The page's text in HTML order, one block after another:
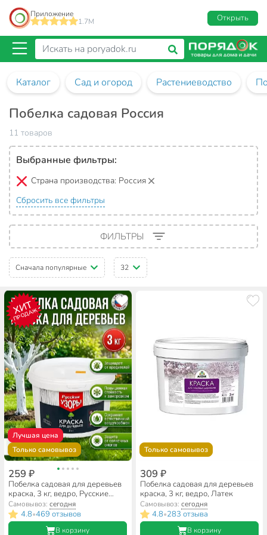
Приложение
1.7M
Открыть
Каталог Сад и огород Растениеводство
Побелка садовая Россия
11 товаров
Выбранные фильтры:
Страна производства: Россия
Сбросить все фильтры
ФИЛЬТРЫ
Сначала популярные 32
ХИТ
ПРОДАЖ
Лучшая цена
Только самовывоз
259 ₽
Побелка садовая для деревьев
краска, 3 кг, ведро, Русские
узоры
Самовывоз:сегодня
4.8•469 отзывов
В корзину
Только самовывоз
309 ₽
Побелка садовая для деревьев
краска, 3 кг, ведро, Латек
Самовывоз: сегодня
4.8•283 отзыва
В корзину